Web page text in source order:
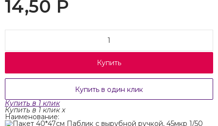
14,50 Р
Купить
Купить в один клик
Купить в 1 клик
Купить в 1 клик x
Наименование: